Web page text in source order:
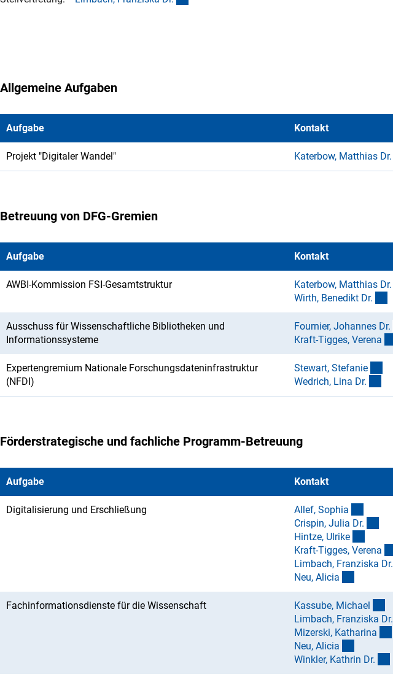
Allgemeine Aufgaben
Aufgabe Kontakt
Projekt "Digitaler Wandel" Katerbow, Matthias Dr.
Betreuung von DFG-Gremien
Aufgabe Kontakt
AWBI-Kommission FSI-Gesamtstruktur Katerbow, Matthias Dr.
Wirth, Benedikt Dr.
Ausschuss für Wissenschaftliche Bibliotheken und
Informationssysteme
Fournier, Johannes Dr.
Kraft-Tigges, Verena
Expertengremium Nationale Forschungsdateninfrastruktur
(NFDI)
Stewart, Stefanie
Wedrich, Lina Dr.
Förderstrategische und fachliche Programm-Betreuung
Aufgabe Kontakt
Digitalisierung und Erschließung Allef, Sophia
Crispin, Julia Dr.
Hintze, Ulrike
Kraft-Tigges, Verena
Limbach, Franziska Dr.
Neu, Alicia
Fachinformationsdienste für die Wissenschaft Kassube, Michael
Limbach, Franziska Dr.
Mizerski, Katharina
Neu, Alicia
Winkler, Kathrin Dr.